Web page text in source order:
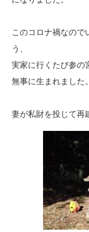
このコロナ禍なので
う、
実家に行くたび参の
無事に生まれました。
妻が私財を投じて再